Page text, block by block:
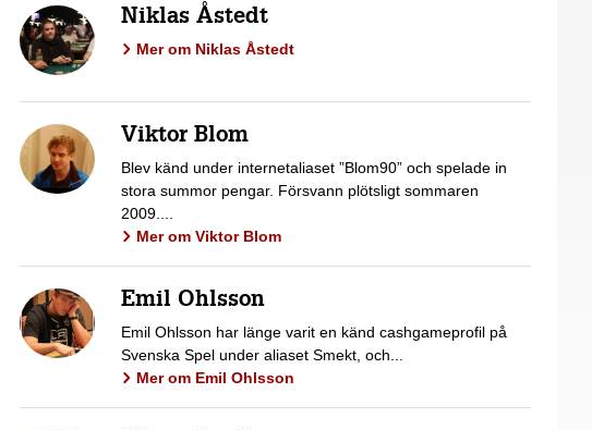
Niklas Åstedt
Mer om Niklas Åstedt
Viktor Blom
Blev känd under internetaliaset ”Blom90” och spelade in
stora summor pengar. Försvann plötsligt sommaren
2009....
Mer om Viktor Blom
Emil Ohlsson
Emil Ohlsson har länge varit en känd cashgameprofil på
Svenska Spel under aliaset Smekt, och...
Mer om Emil Ohlsson